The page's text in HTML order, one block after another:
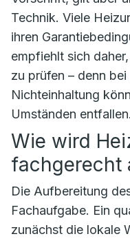
Technik. Viele
ihren
empfiehlt sich
zu prüfen – denn
Nichteinhaltung
Umständen entfallen.
Wie wird
fachgerecht
Die Aufbereitung
Fachaufgabe. Ein
zunächst die lokale